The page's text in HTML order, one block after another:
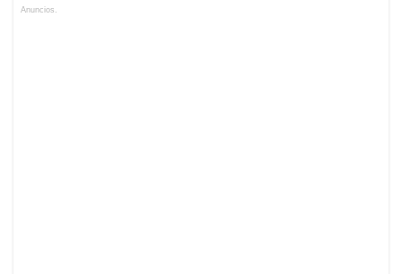
Anuncios.